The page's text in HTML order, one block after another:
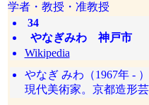
学者・教授・准教授
34
やなぎみわ 神戸市
Wikipedia
やなぎ みわ（1967年 -
現代美術家。京都造形芸